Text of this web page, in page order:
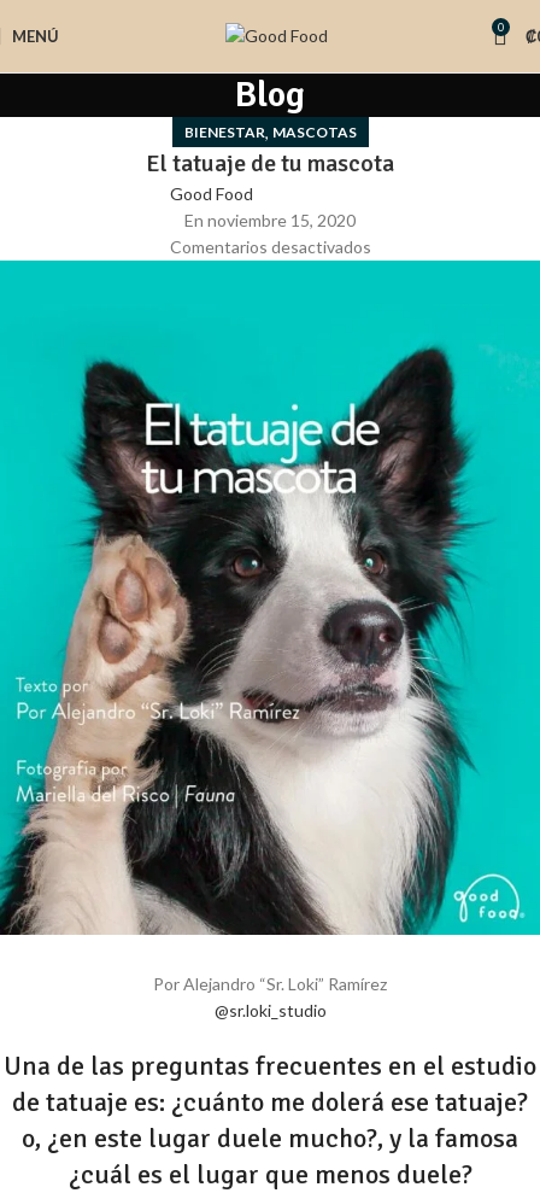
MENÚ 0 ₡
Blog
BIENESTAR, MASCOTAS
El tatuaje de tu mascota
Good Food
En noviembre 15, 2020
Comentarios desactivados
Por Alejandro “Sr. Loki” Ramírez
@sr.loki_studio
Una de las preguntas frecuentes en el estudio
de tatuaje es: ¿cuánto me dolerá ese tatuaje?
o, ¿en este lugar duele mucho?, y la famosa
¿cuál es el lugar que menos duele?